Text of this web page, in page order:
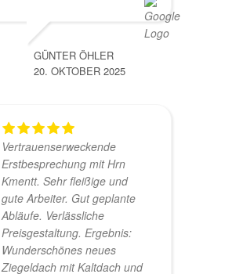
GÜNTER ÖHLER
20. OKTOBER 2025
Vertrauenserweckende
Erstbesprechung mit Hrn
Kmentt. Sehr fleißige und
gute Arbeiter. Gut geplante
Abläufe. Verlässliche
Preisgestaltung. Ergebnis:
Wunderschönes neues
Ziegeldach mit Kaltdach und